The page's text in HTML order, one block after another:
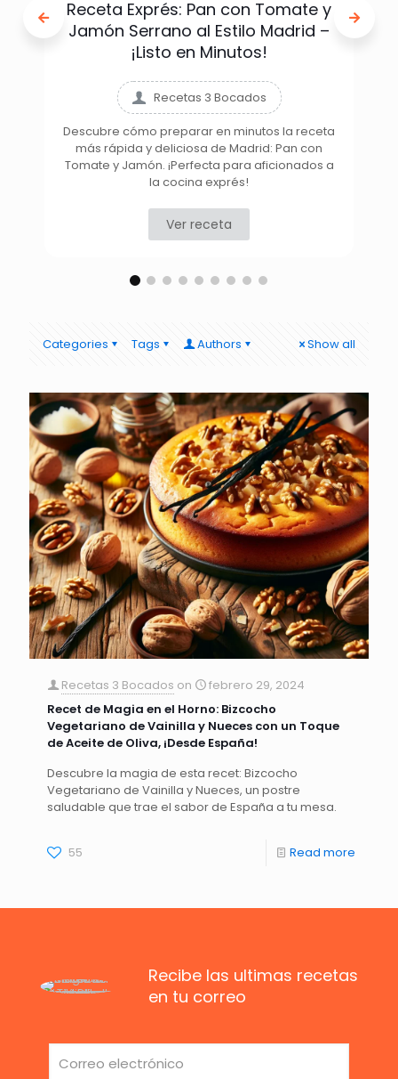
Receta Exprés: Pan con Tomate y
Jamón Serrano al Estilo Madrid –
¡Listo en Minutos!
Recetas 3 Bocados
Descubre cómo preparar en minutos la receta
más rápida y deliciosa de Madrid: Pan con
Tomate y Jamón. ¡Perfecta para aficionados a
la cocina exprés!
Ver receta
Categories Tags Authors Show all
Recetas 3 Bocados on
febrero 29, 2024
Recet de Magia en el Horno: Bizcocho
Vegetariano de Vainilla y Nueces con un Toque
de Aceite de Oliva, ¡Desde España!
Descubre la magia de esta recet: Bizcocho
Vegetariano de Vainilla y Nueces, un postre
saludable que trae el sabor de España a tu mesa.
55 Read more
Recibe las ultimas recetas
en tu correo